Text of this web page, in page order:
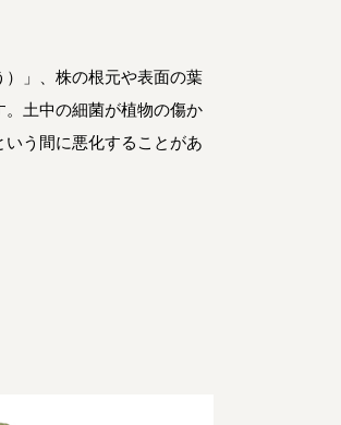
」、株の根元や表面の葉
土中の細菌が植物の傷か
う間に悪化することがあ